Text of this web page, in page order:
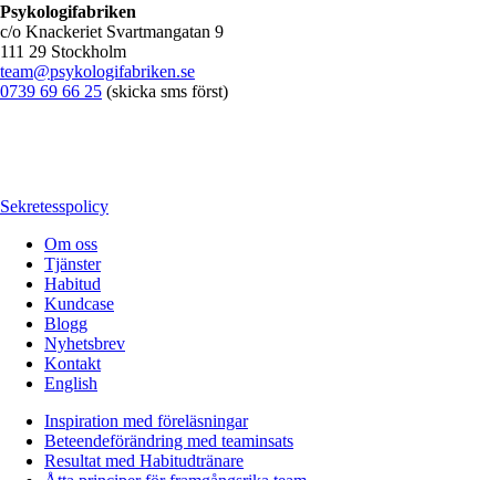
Psykologifabriken
c/o Knackeriet Svartmangatan 9
111 29 Stockholm
team@psykologifabriken.se
0739 69 66 25 (skicka sms först)
Sekretesspolicy
Om oss
Tjänster
Habitud
Kundcase
Blogg
Nyhetsbrev
Kontakt
English
Inspiration med föreläsningar
Beteendeförändring med teaminsats
Resultat med Habitudtränare